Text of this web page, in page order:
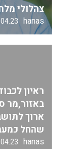
צהלולי
hanas
ראיון
באזור,מר
ארוך
שהחל
hanas